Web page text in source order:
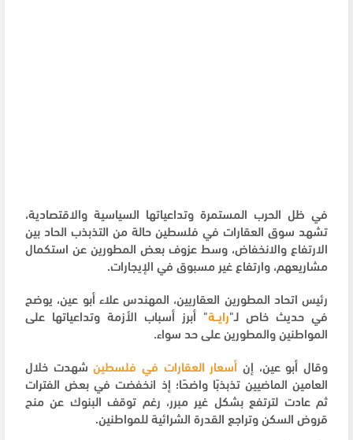
في ظل الحرب المستمرة وتداعياتها السياسية والاقتصادية،
تشهد سوق العقارات في فلسطين حالة من التذبذب الحاد بين
الارتفاع والانخفاض، وسط عزوف بعض المطورين عن استكمال
مشاريعهم، وارتفاع غير مسبوق في الإيجارات.
رئيس اتحاد المطورين العقاريين، المهندس علاء أبو عين، يوضح
في حديث خاص لـ"رايــة" أبرز أسباب الأزمة وتداعياتها على
المواطنين والمطورين على حد سواء.
وقال أبو عين، إنأسعار العقارات في فلسطينشهدت خلال
العامين الماضيين تذبذبًا واضحًا؛ إذ انخفضت في بعض الفترات
ثم عادت لترتفع بشكل غير مبرر، رغم توقف البنوك عن منح
قروض السكن وتراجع القدرة الشرائية للمواطنين.